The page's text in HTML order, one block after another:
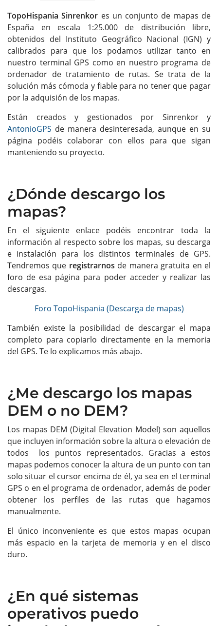
TopoHispania Sinrenkor es un conjunto de mapas de
España en escala 1:25.000 de distribución libre,
obtenidos del Instituto Geográfico Nacional (IGN) y
calibrados para que los podamos utilizar tanto en
nuestro terminal GPS como en nuestro programa de
ordenador de tratamiento de rutas. Se trata de la
solución más cómoda y fiable para no tener que pagar
por la adquisión de los mapas.
Están creados y gestionados por Sinrenkor y
AntonioGPS de manera desinteresada, aunque en su
página podéis colaborar con ellos para que sigan
manteniendo su proyecto.
¿Dónde descargo los
mapas?
En el siguiente enlace podéis encontrar toda la
información al respecto sobre los mapas, su descarga
e instalación para los distintos terminales de GPS.
Tendremos que registrarnos de manera gratuita en el
foro de esa página para poder acceder y realizar las
descargas.
Foro TopoHispania (Descarga de mapas)
También existe la posibilidad de descargar el mapa
completo para copiarlo directamente en la memoria
del GPS. Te lo explicamos más abajo.
¿Me descargo los mapas
DEM o no DEM?
Los mapas DEM (Digital Elevation Model) son aquellos
que incluyen información sobre la altura o elevación de
todos los puntos representados. Gracias a estos
mapas podemos conocer la altura de un punto con tan
solo situar el cursor encima de él, ya sea en el terminal
GPS o en el programa de ordenador, además de poder
obtener los perfiles de las rutas que hagamos
manualmente.
El único inconveniente es que estos mapas ocupan
más espacio en la tarjeta de memoria y en el disco
duro.
¿En qué sistemas
operativos puedo